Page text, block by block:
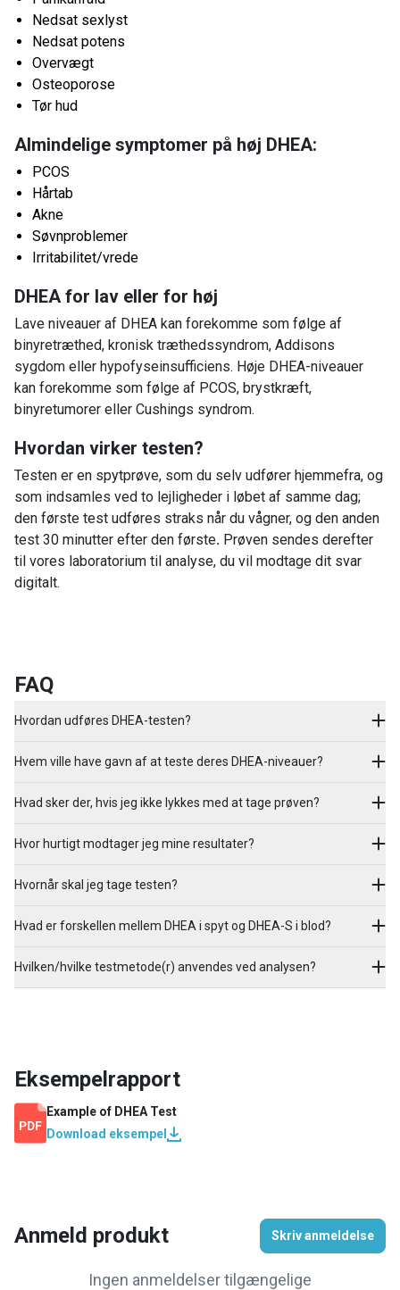
Nedsat sexlyst
Nedsat potens
Overvægt
Osteoporose
Tør hud
Almindelige symptomer på høj DHEA:
PCOS
Hårtab
Akne
Søvnproblemer
Irritabilitet/vrede
DHEA for lav eller for høj
Lave niveauer af DHEA kan forekomme som følge af
binyretræthed, kronisk træthedssyndrom, Addisons
sygdom eller hypofyseinsufficiens. Høje DHEA-niveauer
kan forekomme som følge af PCOS, brystkræft,
binyretumorer eller Cushings syndrom.
Hvordan virker testen?
Testen er en spytprøve, som du selv udfører hjemmefra, og
som indsamles ved to lejligheder i løbet af samme dag;
den første test udføres straks når du vågner, og den anden
test 30 minutter efter den første. Prøven sendes derefter
til vores laboratorium til analyse, du vil modtage dit svar
digitalt.
FAQ
Hvordan udføres DHEA-testen?
Hvem ville have gavn af at teste deres DHEA-niveauer?
Hvad sker der, hvis jeg ikke lykkes med at tage prøven?
Hvor hurtigt modtager jeg mine resultater?
Hvornår skal jeg tage testen?
Hvad er forskellen mellem DHEA i spyt og DHEA-S i blod?
Hvilken/hvilke testmetode(r) anvendes ved analysen?
Eksempelrapport
Example of DHEA Test
Download eksempel
Anmeld produkt Skriv anmeldelse
Ingen anmeldelser tilgængelige